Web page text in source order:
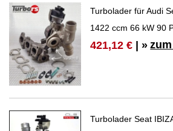
Turbolader für Audi
1422 ccm 66 kW 90
421,12 € | »
Turbolader Seat